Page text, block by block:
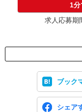
1
求人応募期
ブック
シェア